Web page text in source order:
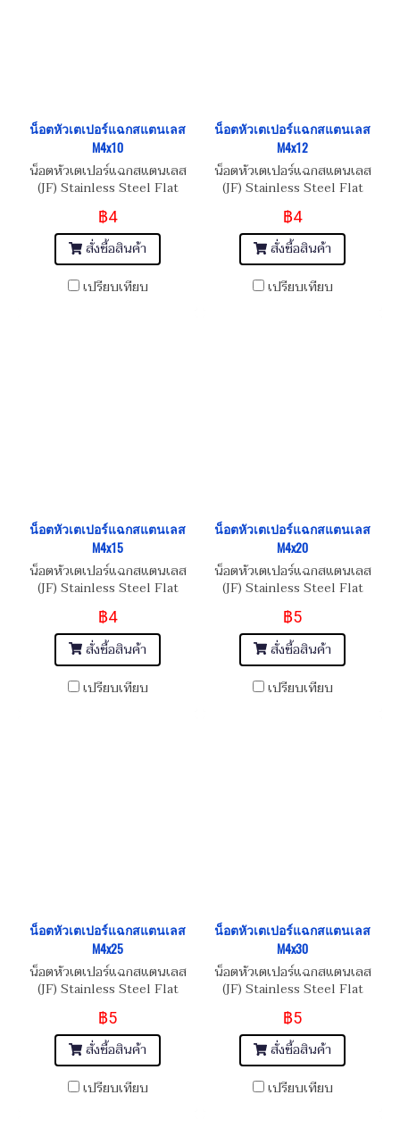
น็อตหัวเตเปอร์แฉกสแตนเลส
M4x10
น็อตหัวเตเปอร์แฉกสแตนเลส
(JF) Stainless Steel Flat
Phillip Taper Head Screw
M4x0.7x10
฿4
สั่งซื้อสินค้า
เปรียบเทียบ
น็อตหัวเตเปอร์แฉกสแตนเลส
M4x12
น็อตหัวเตเปอร์แฉกสแตนเลส
(JF) Stainless Steel Flat
Phillip Taper Head Screw
M4x0.7x12
฿4
สั่งซื้อสินค้า
เปรียบเทียบ
น็อตหัวเตเปอร์แฉกสแตนเลส
M4x15
น็อตหัวเตเปอร์แฉกสแตนเลส
(JF) Stainless Steel Flat
Phillip Taper Head Screw
M4x0.7x15
฿4
สั่งซื้อสินค้า
เปรียบเทียบ
น็อตหัวเตเปอร์แฉกสแตนเลส
M4x20
น็อตหัวเตเปอร์แฉกสแตนเลส
(JF) Stainless Steel Flat
Phillip Taper Head Screw
M4x0.7x20
฿5
สั่งซื้อสินค้า
เปรียบเทียบ
น็อตหัวเตเปอร์แฉกสแตนเลส
M4x25
น็อตหัวเตเปอร์แฉกสแตนเลส
(JF) Stainless Steel Flat
M4x0.7x25
฿5
สั่งซื้อสินค้า
เปรียบเทียบ
น็อตหัวเตเปอร์แฉกสแตนเลส
M4x30
น็อตหัวเตเปอร์แฉกสแตนเลส
(JF) Stainless Steel Flat
M4x0.7x30
฿5
สั่งซื้อสินค้า
เปรียบเทียบ